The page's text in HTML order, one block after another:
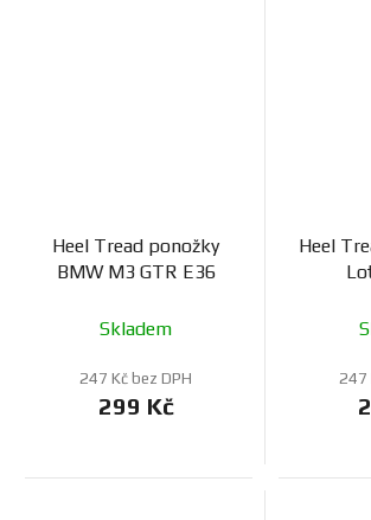
Heel Tread ponožky
BMW M3 GTR E36
Skladem
247 Kč bez DPH
299 Kč
Heel
247